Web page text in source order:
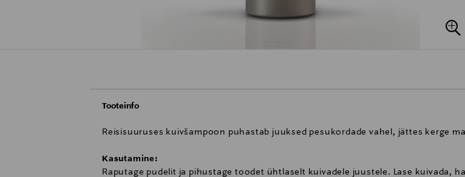
Tooteinfo
Reisisuuruses kuivšampoon puhastab juuksed pesukordade vahel, jättes kerge
Kasutamine:
Raputage pudelit ja pihustage toodet ühtlaselt kuivadele juustele. Lase kuivada,